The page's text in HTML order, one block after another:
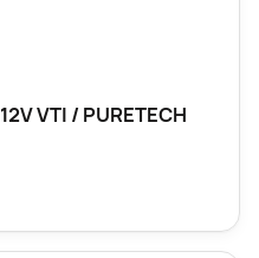
VTI / PURETECH